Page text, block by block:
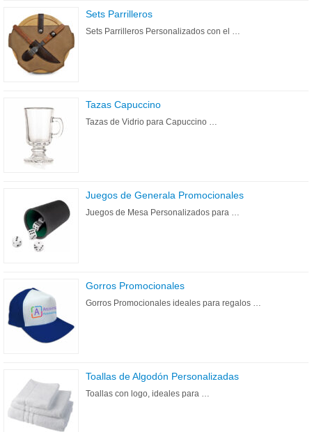
Sets Parrilleros
Sets Parrilleros Personalizados con el …
Tazas Capuccino
Tazas de Vidrio para Capuccino …
Juegos de Generala Promocionales
Juegos de Mesa Personalizados para …
Gorros Promocionales
Gorros Promocionales ideales para regalos …
Toallas de Algodón Personalizadas
Toallas con logo, ideales para …